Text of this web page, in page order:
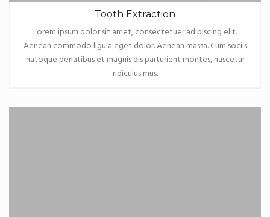
Tooth Extraction
Lorem ipsum dolor sit amet, consectetuer adipiscing elit.
Aenean commodo ligula eget dolor. Aenean massa. Cum sociis
natoque penatibus et magnis dis parturient montes, nascetur
ridiculus mus.